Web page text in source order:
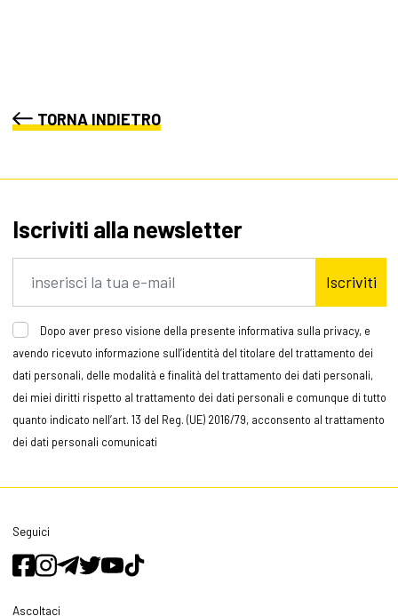
TORNA INDIETRO
Iscriviti alla newsletter
Iscriviti
Dopo aver preso visione della presente informativa sulla privacy, e
avendo ricevuto informazione sull’identità del titolare del trattamento dei
dati personali, delle modalità e finalità del trattamento dei dati personali,
dei miei diritti rispetto al trattamento dei dati personali e comunque di tutto
quanto indicato nell’art. 13 del Reg. (UE) 2016/79, acconsento al trattamento
dei dati personali comunicati
Seguici
Ascoltaci